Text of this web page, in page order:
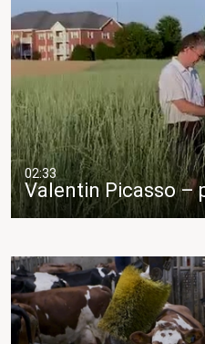
02:33
Valentin Picasso –